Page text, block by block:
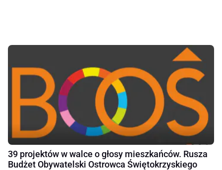
39 projektów w walce o głosy mieszkańców. Rusza
Budżet Obywatelski Ostrowca Świętokrzyskiego